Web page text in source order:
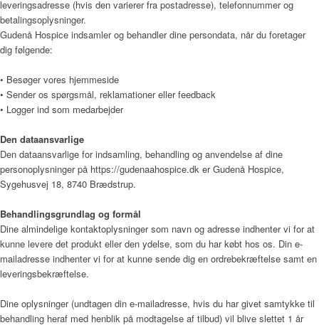
Henvisning
Publikationer
Patienter og pårørende
leveringsadresse (hvis den varierer fra postadresse), telefonnummer og
betalingsoplysninger.
Gudenå Hospice indsamler og behandler dine persondata, når du foretager
dig følgende:
• Besøger vores hjemmeside
• Sender os spørgsmål, reklamationer eller feedback
• Logger ind som medarbejder
Den dataansvarlige
Den dataansvarlige for indsamling, behandling og anvendelse af dine
personoplysninger på https://gudenaahospice.dk erGudenå Hospice,
Sygehusvej 18, 8740 Brædstrup.
Behandlingsgrundlag og formål
Dine almindelige kontaktoplysninger som navn og adresse indhenter vi for at
kunne levere det produkt eller den ydelse, som du har købt hos os. Din e-
mailadresse indhenter vi for at kunne sende dig en ordrebekræftelse samt en
leveringsbekræftelse.
Dine oplysninger (undtagen din e-mailadresse, hvis du har givet samtykke til
behandling heraf med henblik på modtagelse af tilbud) vil blive slettet 1 år